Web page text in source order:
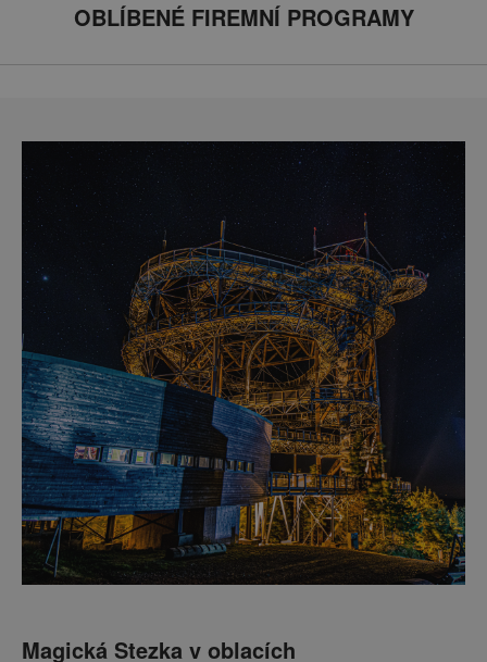
OBLÍBENÉ FIREMNÍ PROGRAMY
Magická Stezka v oblacích